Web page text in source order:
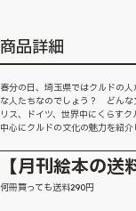
商品詳細
春分の日、埼玉県ではクルドの
な人たちなのでしょう？ どんな
リス、ドイツ、世界中にくらす
中心にクルドの文化の魅力を紹介
【月刊絵本の送
何冊買っても送料290円